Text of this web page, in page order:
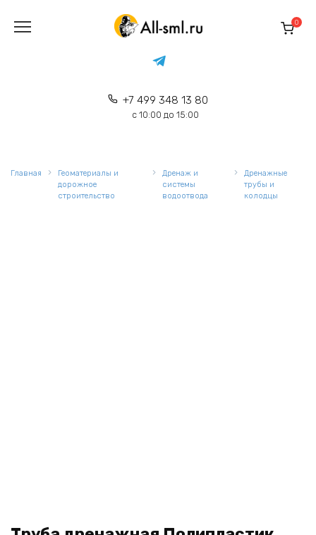
содержанию
+7 499 348 13 80
с 10:00 до 15:00
0
Главная
Геоматериалы и
дорожное
строительство
Дренаж и
системы
водоотвода
Дренажные
трубы и
колодцы